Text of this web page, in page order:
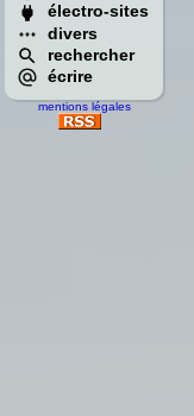
électro-sites
divers
rechercher
écrire
mentions légales